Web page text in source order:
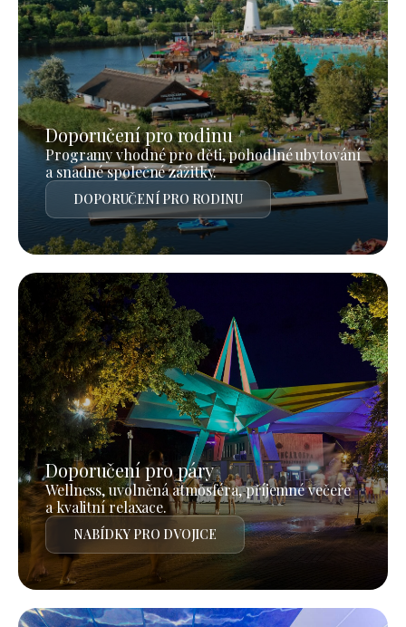
Doporučení pro rodinu
Programy vhodné pro děti, pohodlné ubytování
a snadné společné zážitky.
DOPORUČENÍ PRO RODINU
Doporučení pro páry
Wellness, uvolněná atmosféra, příjemné večeře
a kvalitní relaxace.
NABÍDKY PRO DVOJICE